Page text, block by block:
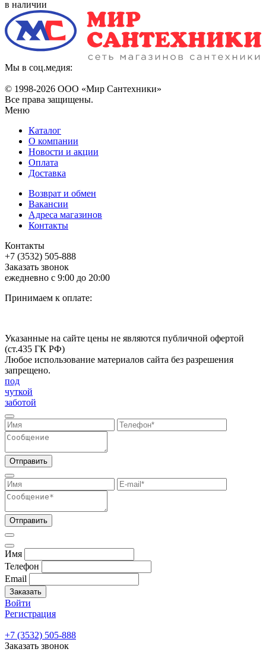
в наличии
Мы в соц.медия:
© 1998-2026 ООО «Мир Сантехники»
Все права защищены.
Меню
Каталог
О компании
Новости и акции
Оплата
Доставка
Возврат и обмен
Вакансии
Адреса магазинов
Контакты
Контакты
+7 (3532) 505-888
Заказать звонок
ежедневно с 9:00 до 20:00
Принимаем к оплате:
Указанные на сайте цены не являются публичной офертой
(ст.435 ГК РФ)
Любое использование материалов сайта без разрешения
запрещено.
под
чуткой
заботой
Отправить
Отправить
Имя
Телефон
Email
Заказать
Войти
Регистрация
+7 (3532) 505-888
Заказать звонок